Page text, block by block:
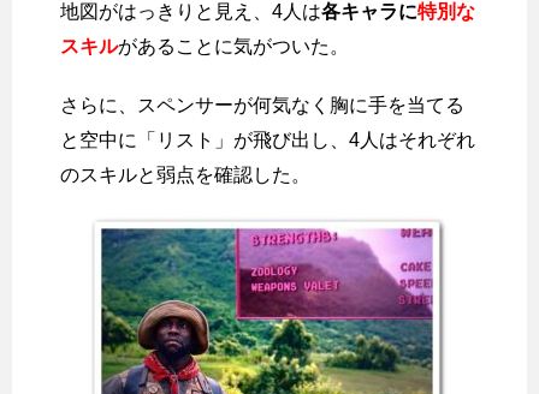
地図がはっきりと見え、4人は各キャラに特別な
スキルがあることに気がついた。
さらに、スペンサーが何気なく胸に手を当てる
と空中に「リスト」が飛び出し、4人はそれぞれ
のスキルと弱点を確認した。